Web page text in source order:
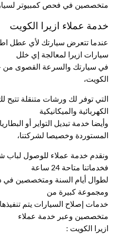
متخصصين في فحص كمبيوتر
خدمة عملاء ازيرا الكويت
عندما تتعرض سيارتك لأي عطل
سيارات ازيرا لمعالجة إي خلل
في سيارتك والسرعة القصوى من
الكويت،
التي توفر لك ورشات متنقلة تتيح
الكهربائية والميكانيكية
وأيضا خدمة تبديل التواير أو
المستوردة وخصيصا لشركتنا،
ونقدم خدمة عملاء للوصول لباب
فخدماتنا متاحة 24 ساعة
لطوال أيام السنة ومتخصصين في
ومجموعة كبيرة من
خدمات إصلاح السيارات يتم
متخصصين وعبر خدمة عملاء
ازيرا الكويت :